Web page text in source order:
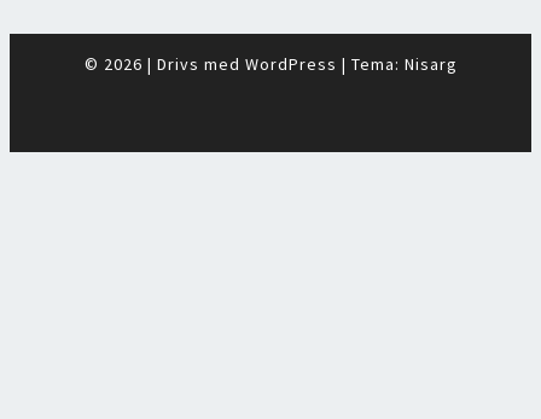
© 2026 | Drivs med WordPress | Tema: Nisarg